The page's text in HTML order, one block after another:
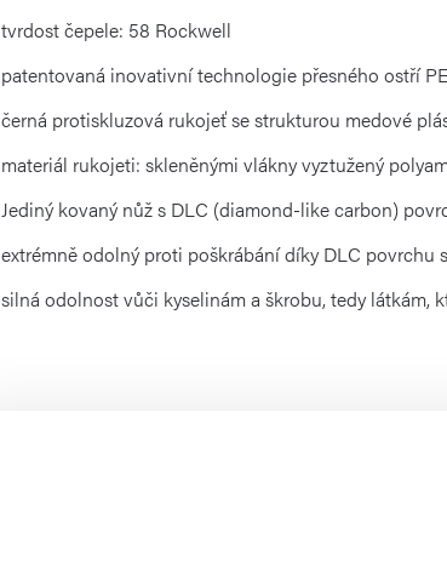
tvrdost čepele: 58 Rockwell
patentovaná inovativní technologie přesného ostří
černá protiskluzová rukojeť se strukturou medové
materiál rukojeti: skleněnými vlákny vyztužený
Jediný kovaný nůž s DLC (diamond-like carbon)
extrémně odolný proti poškrábání díky DLC
silná odolnost vůči kyselinám a škrobu, tedy látkám,